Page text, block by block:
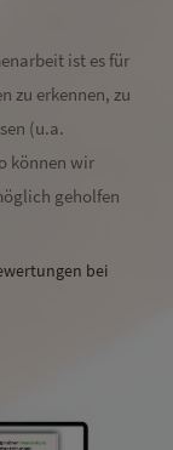
ist es für
zu erkennen, zu
(u.a.
können wir
geholfen
bei